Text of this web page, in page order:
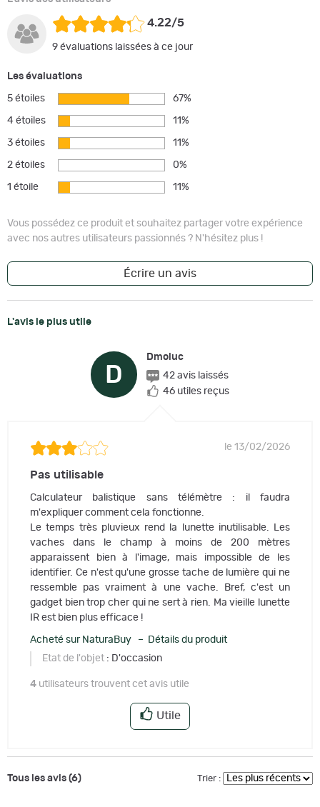
4.22/5
9 évaluations laissées à ce jour
Les évaluations
5 étoiles 67%
4 étoiles 11%
3 étoiles 11%
2 étoiles 0%
1 étoile 11%
Vous possédez ce produit et souhaitez partager votre expérience
avec nos autres utilisateurs passionnés ? N'hésitez plus !
Écrire un avis
L'avis le plus utile
D
Dmoluc
42 avis laissés
46 utiles reçus
le 13/02/2026
Pas utilisable
Calculateur balistique sans télémètre : il faudra
m'expliquer comment cela fonctionne.
Le temps très pluvieux rend la lunette inutilisable. Les
vaches dans le champ à moins de 200 mètres
apparaissent bien à l'image, mais impossible de les
identifier. Ce n'est qu'une grosse tache de lumière qui ne
ressemble pas vraiment à une vache. Bref, c'est un
gadget bien trop cher qui ne sert à rien. Ma vieille lunette
IR est bien plus efficace !
Acheté sur NaturaBuy – Détails du produit
Etat de l'objet : D'occasion
4 utilisateurs trouvent cet avis utile
Utile
Tous les avis (6) Trier :